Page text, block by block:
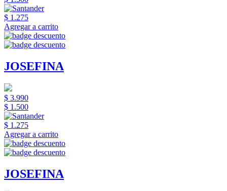
$ 1.275
Agregar a carrito
JOSEFINA
$ 3.990
$ 1.500
$ 1.275
Agregar a carrito
JOSEFINA